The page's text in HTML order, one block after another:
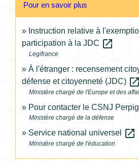
Pour en savoir plus
Instruction relative à
participation à la JDC open_in_new
Legifrance
À l'étranger : recensement
défense et citoyenneté (JDC) open_in_new
Ministère chargé de l'Europe et des
Pour contacter le CSNJ
Ministère chargé de la défense
Service national universel open_in_new
Ministère chargé de l'éducation